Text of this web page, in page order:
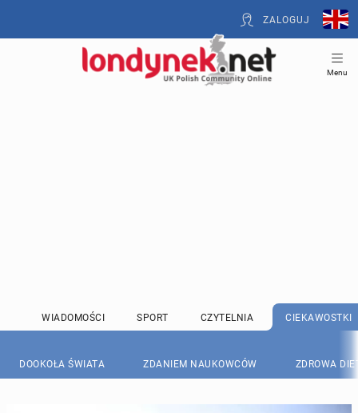
ZALOGUJ
Menu
WIADOMOŚCI SPORT CZYTELNIA CIEKAWOSTKI
DOOKOŁA ŚWIATA ZDANIEM NAUKOWCÓW ZDROWA